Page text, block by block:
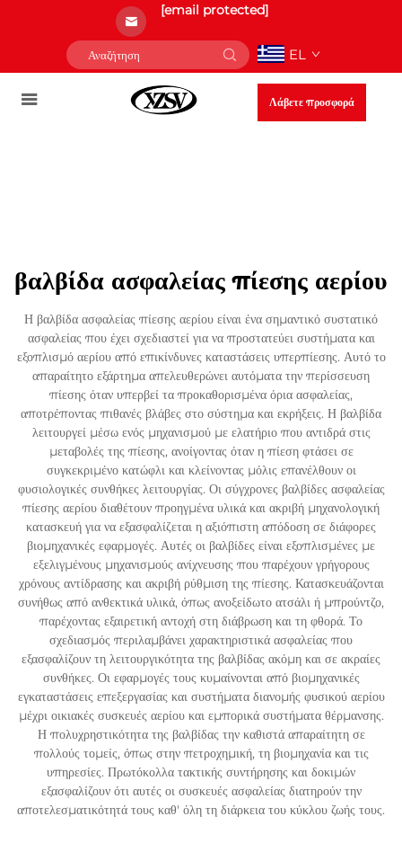
[email protected]
EL
Λάβετε προσφορά
βαλβίδα ασφαλείας πίεσης αερίου
Η βαλβίδα ασφαλείας πίεσης αερίου είναι ένα σημαντικό συστατικό
ασφαλείας που έχει σχεδιαστεί για να προστατεύει συστήματα και
εξοπλισμό αερίου από επικίνδυνες καταστάσεις υπερπίεσης. Αυτό το
απαραίτητο εξάρτημα απελευθερώνει αυτόματα την περίσσευση
πίεσης όταν υπερβεί τα προκαθορισμένα όρια ασφαλείας,
αποτρέποντας πιθανές βλάβες στο σύστημα και εκρήξεις. Η βαλβίδα
λειτουργεί μέσω ενός μηχανισμού με ελατήριο που αντιδρά στις
μεταβολές της πίεσης, ανοίγοντας όταν η πίεση φτάσει σε
συγκεκριμένο κατώφλι και κλείνοντας μόλις επανέλθουν οι
φυσιολογικές συνθήκες λειτουργίας. Οι σύγχρονες βαλβίδες ασφαλείας
πίεσης αερίου διαθέτουν προηγμένα υλικά και ακριβή μηχανολογική
κατασκευή για να εξασφαλίζεται η αξιόπιστη απόδοση σε διάφορες
βιομηχανικές εφαρμογές. Αυτές οι βαλβίδες είναι εξοπλισμένες με
εξελιγμένους μηχανισμούς ανίχνευσης που παρέχουν γρήγορους
χρόνους αντίδρασης και ακριβή ρύθμιση της πίεσης. Κατασκευάζονται
συνήθως από ανθεκτικά υλικά, όπως ανοξείδωτο ατσάλι ή μπρούντζο,
παρέχοντας εξαιρετική αντοχή στη διάβρωση και τη φθορά. Το
σχεδιασμός περιλαμβάνει χαρακτηριστικά ασφαλείας που
εξασφαλίζουν τη λειτουργικότητα της βαλβίδας ακόμη και σε ακραίες
συνθήκες. Οι εφαρμογές τους κυμαίνονται από βιομηχανικές
εγκαταστάσεις επεξεργασίας και συστήματα διανομής φυσικού αερίου
μέχρι οικιακές συσκευές αερίου και εμπορικά συστήματα θέρμανσης.
Η πολυχρηστικότητα της βαλβίδας την καθιστά απαραίτητη σε
πολλούς τομείς, όπως στην πετροχημική, τη βιομηχανία και τις
υπηρεσίες. Πρωτόκολλα τακτικής συντήρησης και δοκιμών
εξασφαλίζουν ότι αυτές οι συσκευές ασφαλείας διατηρούν την
αποτελεσματικότητά τους καθ' όλη τη διάρκεια του κύκλου ζωής τους.